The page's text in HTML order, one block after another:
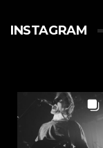
INSTAGRAM